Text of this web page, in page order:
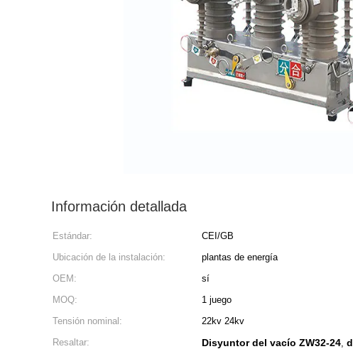
Información detallada
Estándar: CEI/GB
Ubicación de la instalación:
plantas de energía
OEM:
sí
MOQ:
1 juego
Tensión nominal:
22kv 24kv
Resaltar:
Disyuntor del vacío ZW32-24,